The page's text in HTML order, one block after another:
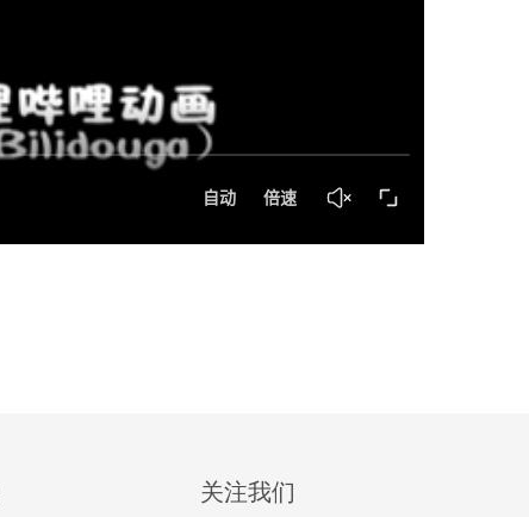
关注我们